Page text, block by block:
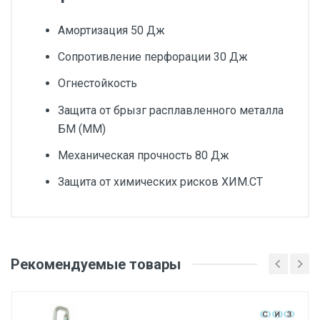
Амортизация 50 Дж
Сопротивление перфорации 30 Дж
Огнестойкость
Защита от брызг расплавленного металла
БМ (ММ)
Механическая прочность 80 Дж
Защита от химических рисков ХИМ.СТ
Цвет товара
Тип корпуса каски
Ваше имя
Рекомендуемые товары